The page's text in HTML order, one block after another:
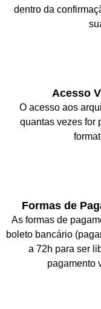
dentro da
Acesso
O acesso aos
quantas vezes for
Formas de
As formas de
boleto bancário
a 72h para ser
pagamento